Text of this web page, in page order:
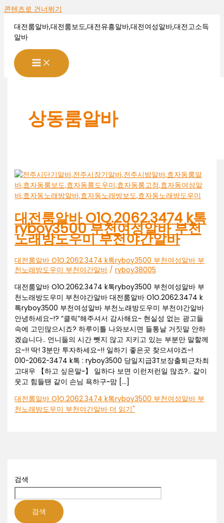
콘텐츠로 건너뛰기
대전룸알바,대전룸보도,대전유흥알바,대전여성알바,대전고소득
알바
상동룸알바
대전룸알바 O1O.2062.3474 k톡
ryboy3500 부천여성알바 부천
노래방도우미 부천야간알바
대전룸알바 O1O.2062.3474 k톡ryboy3500 부천여성알바 부
천노래방도우미 부천야간알바 /ryboy38005
대전룸알바 O1O.2062.3474 k톡ryboy3500 부천여성알바 부
천노래방도우미 부천야간알바 대전룸알바 O1O.2062.3474 k
톡ryboy3500 부천여성알바 부천노래방도우미 부천야간알바
안녕하세요~!? “클릭”해주셔서 감사해요~ 현실성 없는 광고들
속에 고민많으시죠? 하루이틀 나와보시면 들통날 거짓말 안하
겠습니다.. 언니들의 시간 뺏지 않고 지키고 있는 부분만 말할께
요~!! 딱! 3분만 투자하세요~!! 일하기 좋은곳 찾으셔야죠~!
010-2062-3474 k톡 : ryboy3500 당일지급3T보장출퇴근차최
고대우 【하고 싶은말~】 일하다 보면 이런저런일 많죠?.. 같이
웃고 힘들땐 같이 손님 욕하구~맘 […]
대전룸알바 O1O.2062.3474 k톡ryboy3500 부천여성알바 부
천노래방도우미 부천야간알바 더 읽기"
검색
검색